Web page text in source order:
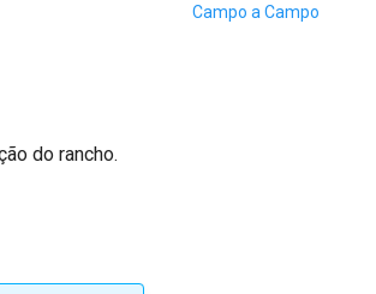
Campo a Campo
do rancho.